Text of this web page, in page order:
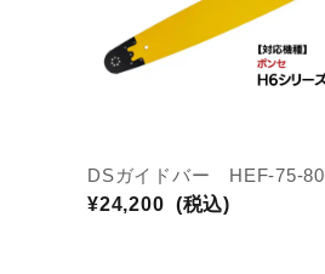
DSガイドバー HEF‑75‑80
¥24,200 (税込)